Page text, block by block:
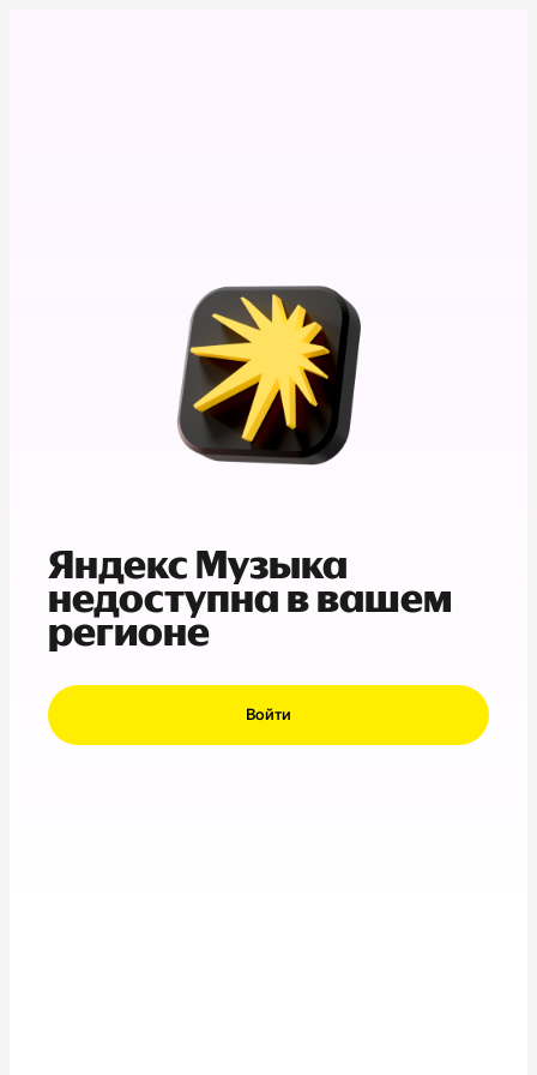
Яндекс Музыка
недоступна в вашем
регионе
Войти